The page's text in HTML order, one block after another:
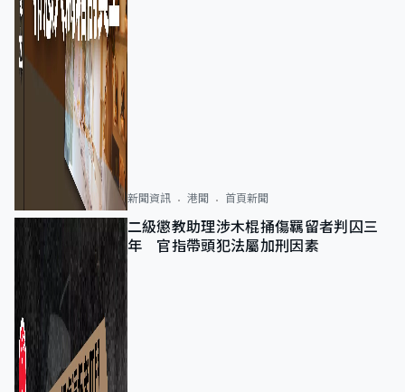
新聞資訊 港聞 首頁新聞
二級懲教助理涉木棍捅傷羈留者判囚三
年 官指帶頭犯法屬加刑因素